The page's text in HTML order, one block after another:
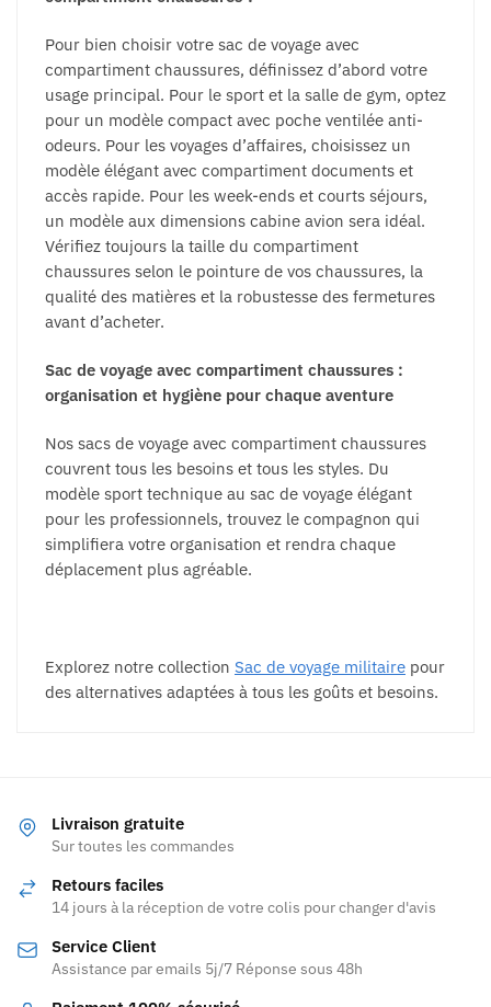
Pour bien choisir votre sac de voyage avec
compartiment chaussures, définissez d’abord votre
usage principal. Pour le sport et la salle de gym, optez
pour un modèle compact avec poche ventilée anti-
odeurs. Pour les voyages d’affaires, choisissez un
modèle élégant avec compartiment documents et
accès rapide. Pour les week-ends et courts séjours,
un modèle aux dimensions cabine avion sera idéal.
Vérifiez toujours la taille du compartiment
chaussures selon le pointure de vos chaussures, la
qualité des matières et la robustesse des fermetures
avant d’acheter.
Sac de voyage avec compartiment chaussures :
organisation et hygiène pour chaque aventure
Nos sacs de voyage avec compartiment chaussures
couvrent tous les besoins et tous les styles. Du
modèle sport technique au sac de voyage élégant
pour les professionnels, trouvez le compagnon qui
simplifiera votre organisation et rendra chaque
déplacement plus agréable.
Explorez notre collection Sac de voyage militaire pour
des alternatives adaptées à tous les goûts et besoins.
Livraison gratuite
Sur toutes les commandes
Retours faciles
14 jours à la réception de votre colis pour changer d'avis
Service Client
Assistance par emails 5j/7 Réponse sous 48h